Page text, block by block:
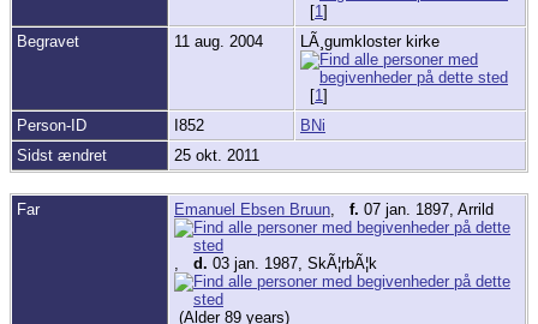
[1]
Begravet
11 aug. 2004 LÃ¸gumkloster kirke
[1]
Person-ID
I852
BNi
Sidst ændret
25 okt. 2011
Far Emanuel Ebsen Bruun f. 07 jan. 1897, Arrild
d. 03 jan. 1987, SkÃ¦rbÃ¦k
(Alder 89 years)